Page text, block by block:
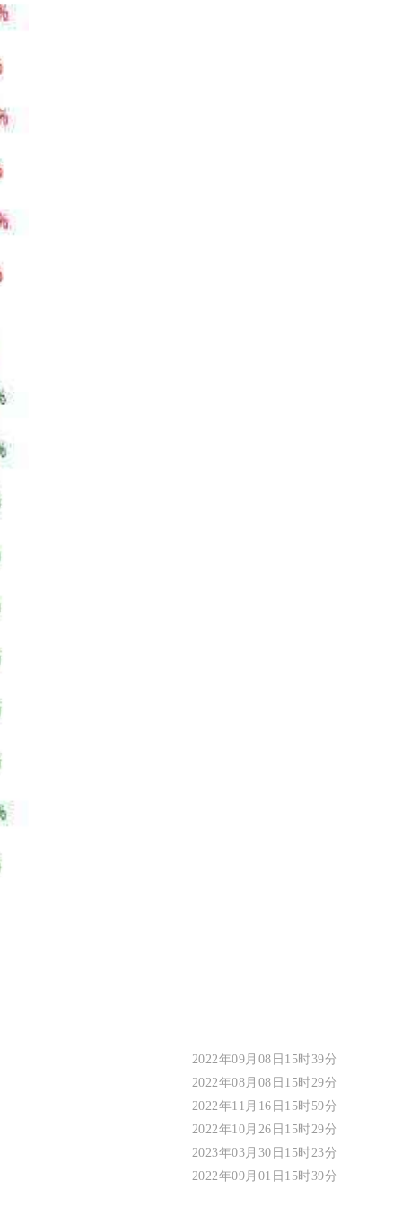
2022年09月08日15时39分
2022年08月08日15时29分
2022年11月16日15时59分
2022年10月26日15时29分
2023年03月30日15时23分
2022年09月01日15时39分